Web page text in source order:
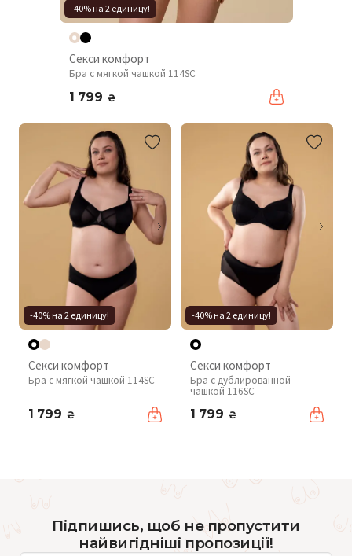
-40% на 2 единицу!
Секси комфорт
Бра с мягкой чашкой 114SC
1 799 ₴
-40% на 2 единицу!
Секси комфорт
Бра с мягкой чашкой 114SC
1 799 ₴
-40% на 2 единицу!
Секси комфорт
Бра с дублированной
чашкой 116SC
1 799 ₴
Підпишись, щоб не пропустити
найвигідніші пропозиції!